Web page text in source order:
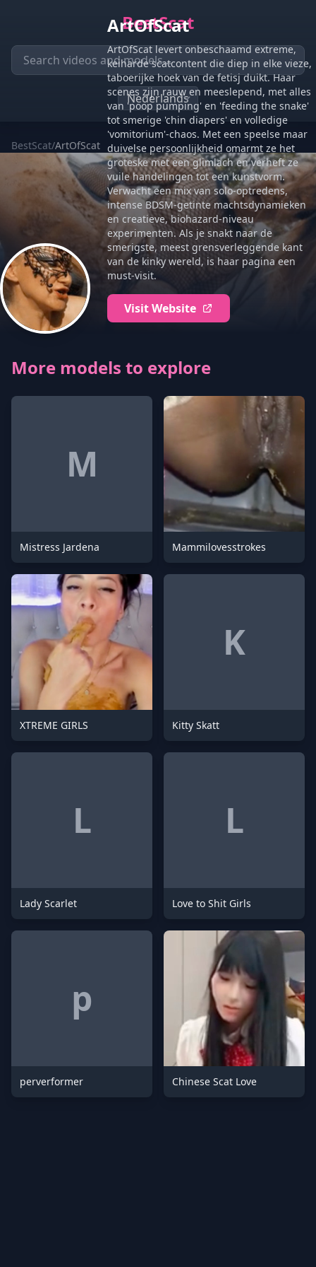
BestScat
BestScat/ArtOfScat
ArtOfScat
ArtOfScat levert onbeschaamd extreme,
keiharde scatcontent die diep in elke vieze,
taboerijke hoek van de fetisj duikt. Haar
scenes zijn rauw en meeslepend, met alles
van 'poop pumping' en 'feeding the snake'
tot smerige 'chin diapers' en volledige
'vomitorium'-chaos. Met een speelse maar
duivelse persoonlijkheid omarmt ze het
groteske met een glimlach en verheft ze
vuile handelingen tot een kunstvorm.
Verwacht een mix van solo-optredens,
intense BDSM-getinte machtsdynamieken
en creatieve, biohazard-niveau
experimenten. Als je snakt naar de
smerigste, meest grensverleggende kant
van de kinky wereld, is haar pagina een
must-visit.
Visit Website
More models to explore
M
Mistress Jardena Mammilovesstrokes
XTREME GIRLS
K
Kitty Skatt
L
Lady Scarlet
L
Love to Shit Girls
p
perverformer Chinese Scat Love